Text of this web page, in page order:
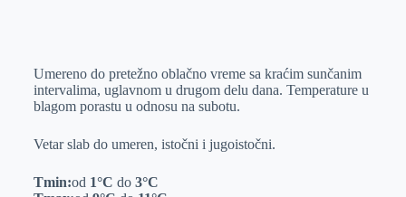
b
o
k
e
n
e
r
e
d
n
r
s
A
p
l
Umereno do pretežno oblačno vreme sa kraćim sunčanim
intervalima, uglavnom u drugom delu dana. Temperature u
blagom porastu u odnosu na subotu.
Vetar slab do umeren, istočni i jugoistočni.
Tmin:od 1°C do 3°C